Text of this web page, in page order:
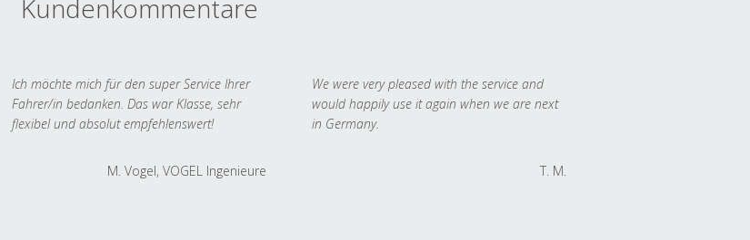
Kundenkommentare
Ich möchte mich für den super Service Ihrer
Fahrer/in bedanken. Das war Klasse, sehr
flexibel und absolut empfehlenswert!
M. Vogel, VOGEL Ingenieure
We were very pleased with the service and
would happily use it again when we are next
in Germany.
T. M.